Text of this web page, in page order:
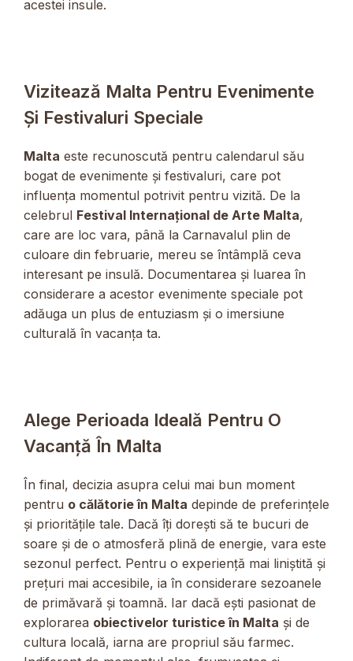
acestei insule.
Vizitează Malta Pentru Evenimente
Și Festivaluri Speciale
Malta este recunoscută pentru calendarul său
bogat de evenimente și festivaluri, care pot
influența momentul potrivit pentru vizită. De la
celebrul Festival Internațional de Arte Malta,
care are loc vara, până la Carnavalul plin de
culoare din februarie, mereu se întâmplă ceva
interesant pe insulă. Documentarea și luarea în
considerare a acestor evenimente speciale pot
adăuga un plus de entuziasm și o imersiune
culturală în vacanța ta.
Alege Perioada Ideală Pentru O
Vacanță În Malta
În final, decizia asupra celui mai bun moment
pentru o călătorie în Malta depinde de preferințele
și prioritățile tale. Dacă îți dorești să te bucuri de
soare și de o atmosferă plină de energie, vara este
sezonul perfect. Pentru o experiență mai liniștită și
prețuri mai accesibile, ia în considerare sezoanele
de primăvară și toamnă. Iar dacă ești pasionat de
explorarea obiectivelor turistice în Malta și de
cultura locală, iarna are propriul său farmec.